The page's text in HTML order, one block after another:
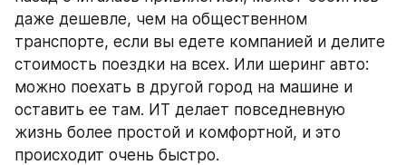
даже дешевле, чем на общественном
транспорте, если вы едете компанией и делите
стоимость поездки на всех. Или шеринг авто:
можно поехать в другой город на машине и
оставить ее там. ИТ делает повседневную
жизнь более простой и комфортной, и это
происходит очень быстро.